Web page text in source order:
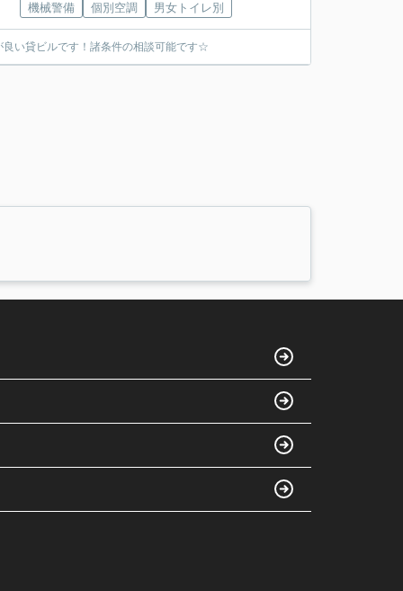
機械警備
個別空調 男女トイレ別
い貸ビルです！諸条件の相談可能です☆